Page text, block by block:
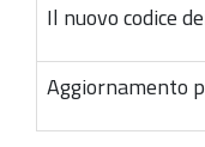
Il nuovo codice
Aggiornamento